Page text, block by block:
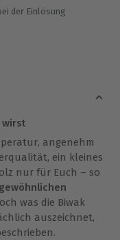
der Einlösung
wirst
angenehm
ein kleines
nur für Euch – so
was die Biwak
auszeichnet,